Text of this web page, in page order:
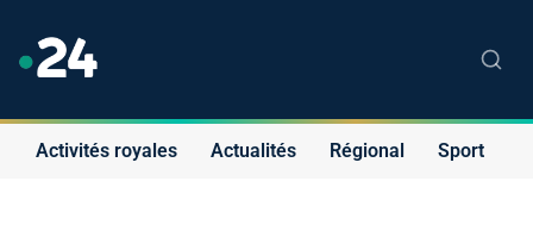
Activités royales Actualités Régional Sport